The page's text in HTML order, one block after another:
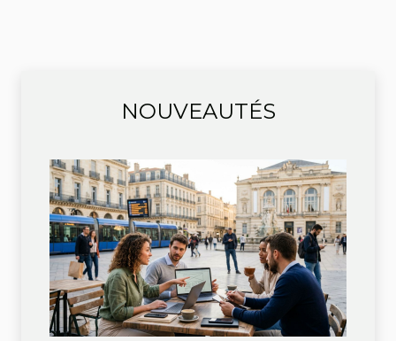
NOUVEAUTÉS